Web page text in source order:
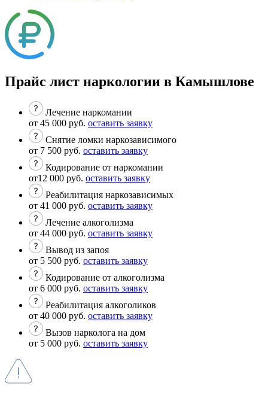
Прайс лист наркологии в Камышлове
Лечение наркомании
от 45 000 руб. оставить заявку
Снятие ломки наркозависимого
от 7 500 руб. оставить заявку
Кодирование от наркомании
от12 000 руб. оставить заявку
Реабилитация наркозависимых
от 41 000 руб. оставить заявку
Лечение алкоголизма
от 44 000 руб. оставить заявку
Вывод из запоя
от 5 500 руб. оставить заявку
Кодирование от алкоголизма
от 6 000 руб. оставить заявку
Реабилитация алкоголиков
от 40 000 руб. оставить заявку
Вызов нарколога на дом
от 5 000 руб. оставить заявку